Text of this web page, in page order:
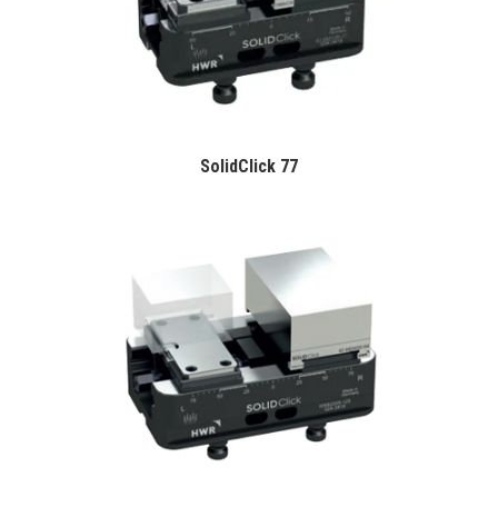
SolidClick 77